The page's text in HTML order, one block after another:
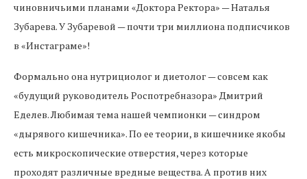
чиновничьими планами «Доктора Ректора» — Наталья
Зубарева. У Зубаревой — почти три миллиона подписчиков
в «Инстаграме»!
Формально она нутрициолог и диетолог — совсем как
«будущий руководитель Роспотребназора» Дмитрий
Еделев. Любимая тема нашей чемпионки — синдром
«дырявого кишечника». По ее теории, в кишечнике якобы
есть микроскопические отверстия, через которые
проходят различные вредные вещества. А против них